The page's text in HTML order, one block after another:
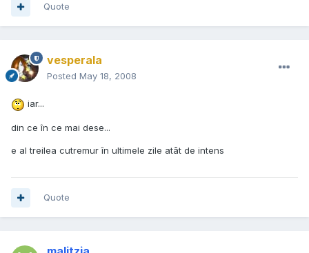
Quote
vesperala
Posted May 18, 2008
iar...
din ce în ce mai dese...
e al treilea cutremur în ultimele zile atât de intens
Quote